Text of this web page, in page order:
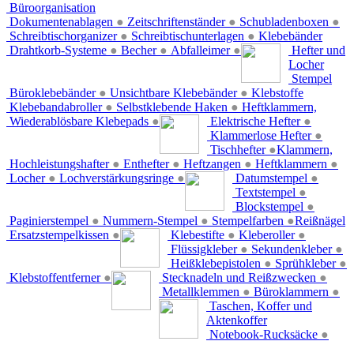
Büroorganisation
Dokumentenablagen ● Zeitschriftenständer ● Schubladenboxen ●
Schreibtischorganizer ● Schreibtischunterlagen ●
Drahtkorb-Systeme ● Becher ● Abfalleimer ●
Klebebänder
Büroklebebänder ● Unsichtbare Klebebänder ●
Klebebandabroller ● Selbstklebende Haken ●
Wiederablösbare Klebepads ●
Hefter und
Locher
Elektrische Hefter ●
Klammerlose Hefter ●
Tischhefter ●
Hochleistungshafter ● Enthefter ● Heftzangen ● Heftklammern ●
Locher ● Lochverstärkungsringe ●
Stempel
Datumstempel ●
Textstempel ●
Blockstempel ●
Paginierstempel ● Nummern-Stempel ● Stempelfarben ●
Ersatzstempelkissen ●
Klebstoffe
Klebestifte ● Kleberoller ●
Flüssigkleber ● Sekundenkleber ●
Heißklebepistolen ● Sprühkleber ●
Klebstoffentferner ●
Heftklammern,
Klammern,
Reißnägel
Stecknadeln und Reißzwecken ●
Metallklemmen ● Büroklammern ●
Taschen, Koffer und
Aktenkoffer
Notebook-Rucksäcke ●